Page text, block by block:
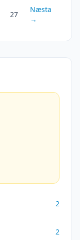
27
Næsta
→
2
2